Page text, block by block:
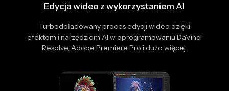
Edycja wideo z wykorzystaniem AI
Turbodoładowany proces edycji wideo dzięki
efektom i narzędziom AI w oprogramowaniu DaVinci
Resolve, Adobe Premiere Pro i dużo więcej.